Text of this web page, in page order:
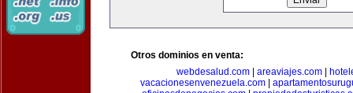
Otros dominios en venta:
webdesalud.com
areaviajes.com
vacacionesenvenezuela.com|